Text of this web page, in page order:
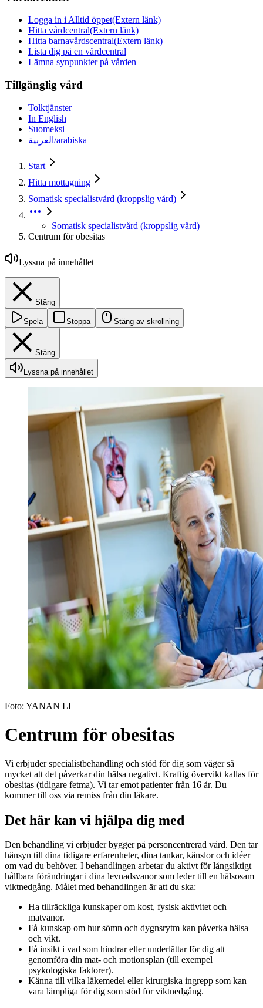
Logga in i Alltid öppet(Extern länk)
Hitta vårdcentral(Extern länk)
Hitta barnavårdscentral(Extern länk)
Lista dig på en vårdcentral
Lämna synpunkter på vården
Tillgänglig vård
Tolktjänster
In English
Suomeksi
العربية/arabiska
Start
Hitta mottagning
Somatisk specialistvård (kroppslig vård)
Somatisk specialistvård (kroppslig vård)
Centrum för obesitas
Lyssna på innehållet
Stäng
Spela Stoppa Stäng av skrollning
Stäng
Lyssna på innehållet
Foto: YANAN LI
Centrum för obesitas
Vi erbjuder specialistbehandling och stöd för dig som väger så
mycket att det påverkar din hälsa negativt. Kraftig övervikt kallas för
obesitas (tidigare fetma). Vi tar emot patienter från 16 år. Du
kommer till oss via remiss från din läkare.
Det här kan vi hjälpa dig med
Den behandling vi erbjuder bygger på personcentrerad vård. Den tar
hänsyn till dina tidigare erfarenheter, dina tankar, känslor och idéer
om vad du behöver. I behandlingen arbetar du aktivt för långsiktigt
hållbara förändringar i dina levnadsvanor som leder till en hälsosam
viktnedgång. Målet med behandlingen är att du ska:
Ha tillräckliga kunskaper om kost, fysisk aktivitet och
matvanor.
Få kunskap om hur sömn och dygnsrytm kan påverka hälsa
och vikt.
Få insikt i vad som hindrar eller underlättar för dig att
genomföra din mat- och motionsplan (till exempel
psykologiska faktorer).
Känna till vilka läkemedel eller kirurgiska ingrepp som kan
vara lämpliga för dig som stöd för viktnedgång.